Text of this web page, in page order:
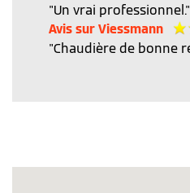
"Un vrai professionnel."
Avis sur Viessmann
"Chaudière de bonne